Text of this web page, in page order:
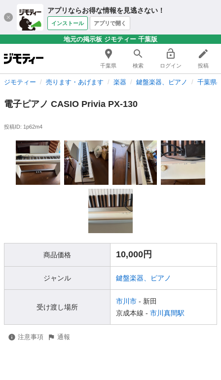
アプリならお得な情報を見逃さない！
インストール アプリで開く
地元の掲示板 ジモティー 千葉版
千葉県 検索 ログイン 投稿
ジモティー 売ります・あげます 楽器 鍵盤楽器、ピアノ 千葉県
電子ピアノ CASIO Privia PX-130
投稿ID: 1p62m4
商品価格 10,000円
ジャンル 鍵盤楽器、ピアノ
受け渡し場所
市川市 - 新田
京成本線 - 市川真間駅
注意事項 通報